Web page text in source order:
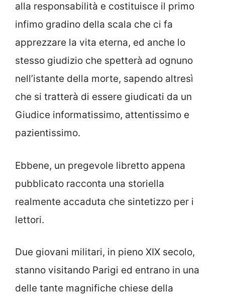
alla responsabilità e costituisce il primo
infimo gradino della scala che ci fa
apprezzare la vita eterna, ed anche lo
stesso giudizio che spetterà ad ognuno
nell’istante della morte, sapendo altresì
che si tratterà di essere giudicati da un
Giudice informatissimo, attentissimo e
pazientissimo.
Ebbene, un pregevole libretto appena
pubblicato racconta una storiella
realmente accaduta che sintetizzo per i
lettori.
Due giovani militari, in pieno XIX secolo,
stanno visitando Parigi ed entrano in una
delle tante magnifiche chiese della